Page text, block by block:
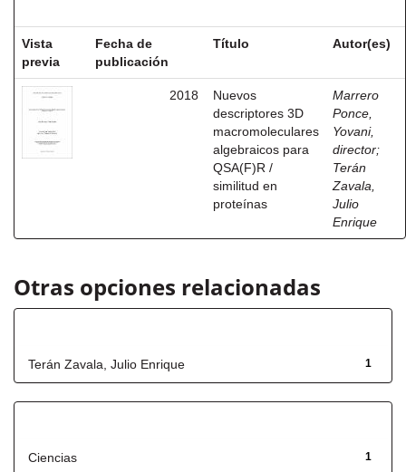
Vista
previa
Fecha de
publicación
Título Autor(es)
2018
Nuevos
descriptores 3D
macromoleculares
algebraicos para
QSA(F)R /
similitud en
proteínas
Marrero
Ponce,
Yovani,
director;
Terán
Zavala,
Julio
Enrique
Otras opciones relacionadas
1
Terán Zavala, Julio Enrique
1
Ciencias